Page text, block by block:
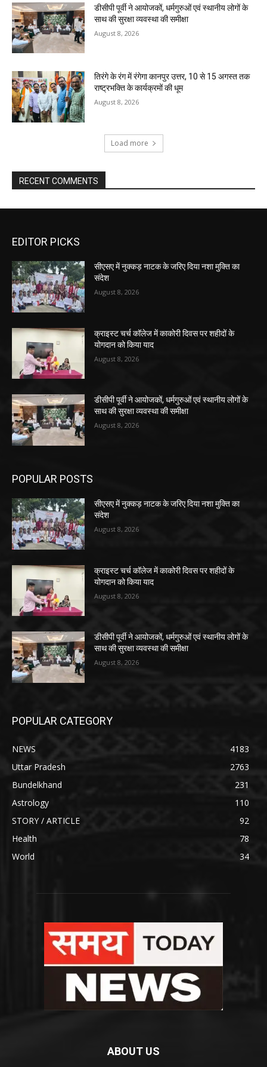
डीसीपी पूर्वी ने आयोजकों, धर्मगुरुओं एवं स्थानीय लोगों के
साथ की सुरक्षा व्यवस्था की समीक्षा
August 8, 2026
तिरंगे के रंग में रंगेगा कानपुर उत्तर, 10 से 15 अगस्त तक
राष्ट्रभक्ति के कार्यक्रमों की धूम
August 8, 2026
Load more
RECENT COMMENTS
EDITOR PICKS
सीएसए में नुक्कड़ नाटक के जरिए दिया नशा मुक्ति का
संदेश
August 8, 2026
क्राइस्ट चर्च कॉलेज में काकोरी दिवस पर शहीदों के
योगदान को किया याद
August 8, 2026
डीसीपी पूर्वी ने आयोजकों, धर्मगुरुओं एवं स्थानीय लोगों के
साथ की सुरक्षा व्यवस्था की समीक्षा
August 8, 2026
POPULAR POSTS
सीएसए में नुक्कड़ नाटक के जरिए दिया नशा मुक्ति का
संदेश
August 8, 2026
क्राइस्ट चर्च कॉलेज में काकोरी दिवस पर शहीदों के
योगदान को किया याद
August 8, 2026
डीसीपी पूर्वी ने आयोजकों, धर्मगुरुओं एवं स्थानीय लोगों के
साथ की सुरक्षा व्यवस्था की समीक्षा
August 8, 2026
POPULAR CATEGORY
NEWS
4183
Uttar Pradesh
2763
Bundelkhand
231
Astrology
110
STORY / ARTICLE
92
Health
78
World
34
ABOUT US